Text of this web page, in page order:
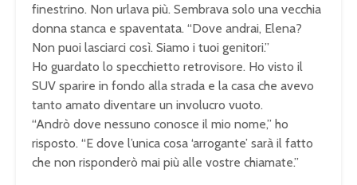
finestrino. Non urlava più. Sembrava solo una vecchia
donna stanca e spaventata. “Dove andrai, Elena?
Non puoi lasciarci così. Siamo i tuoi genitori.”
Ho guardato lo specchietto retrovisore. Ho visto il
SUV sparire in fondo alla strada e la casa che avevo
tanto amato diventare un involucro vuoto.
“Andrò dove nessuno conosce il mio nome,” ho
risposto. “E dove l’unica cosa ‘arrogante’ sarà il fatto
che non risponderò mai più alle vostre chiamate.”